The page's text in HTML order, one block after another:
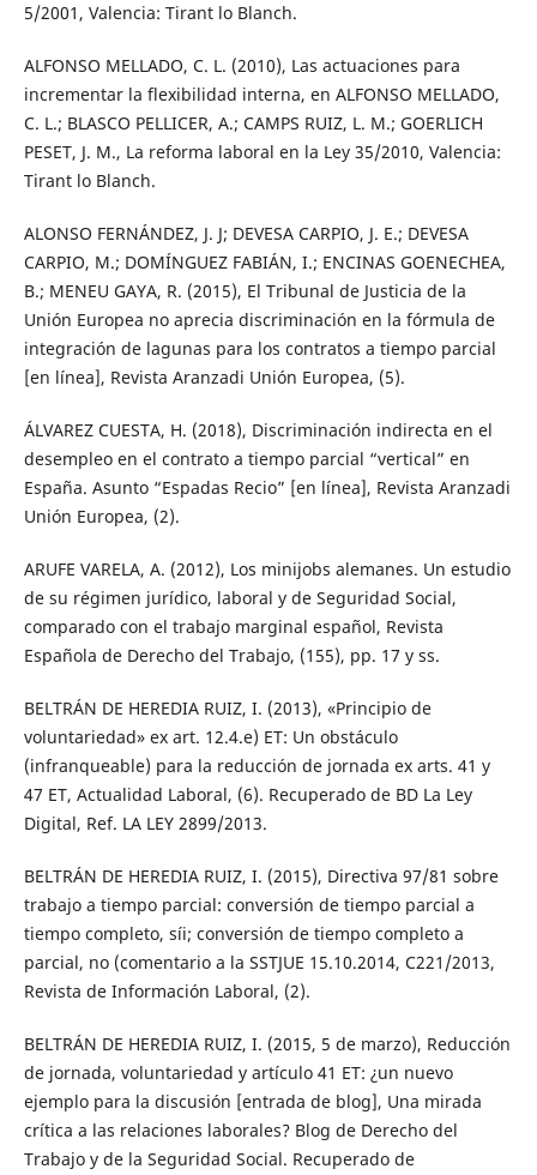
5/2001, Valencia: Tirant lo Blanch.
ALFONSO MELLADO, C. L. (2010), Las actuaciones para
incrementar la flexibilidad interna, en ALFONSO MELLADO,
C. L.; BLASCO PELLICER, A.; CAMPS RUIZ, L. M.; GOERLICH
PESET, J. M., La reforma laboral en la Ley 35/2010, Valencia:
Tirant lo Blanch.
ALONSO FERNÁNDEZ, J. J; DEVESA CARPIO, J. E.; DEVESA
CARPIO, M.; DOMÍNGUEZ FABIÁN, I.; ENCINAS GOENECHEA,
B.; MENEU GAYA, R. (2015), El Tribunal de Justicia de la
Unión Europea no aprecia discriminación en la fórmula de
integración de lagunas para los contratos a tiempo parcial
[en línea], Revista Aranzadi Unión Europea, (5).
ÁLVAREZ CUESTA, H. (2018), Discriminación indirecta en el
desempleo en el contrato a tiempo parcial “vertical” en
España. Asunto “Espadas Recio” [en línea], Revista Aranzadi
Unión Europea, (2).
ARUFE VARELA, A. (2012), Los minijobs alemanes. Un estudio
de su régimen jurídico, laboral y de Seguridad Social,
comparado con el trabajo marginal español, Revista
Española de Derecho del Trabajo, (155), pp. 17 y ss.
BELTRÁN DE HEREDIA RUIZ, I. (2013), «Principio de
voluntariedad» ex art. 12.4.e) ET: Un obstáculo
(infranqueable) para la reducción de jornada ex arts. 41 y
47 ET, Actualidad Laboral, (6). Recuperado de BD La Ley
Digital, Ref. LA LEY 2899/2013.
BELTRÁN DE HEREDIA RUIZ, I. (2015), Directiva 97/81 sobre
trabajo a tiempo parcial: conversión de tiempo parcial a
tiempo completo, síi; conversión de tiempo completo a
parcial, no (comentario a la SSTJUE 15.10.2014, C221/2013,
Revista de Información Laboral, (2).
BELTRÁN DE HEREDIA RUIZ, I. (2015, 5 de marzo), Reducción
de jornada, voluntariedad y artículo 41 ET: ¿un nuevo
ejemplo para la discusión [entrada de blog], Una mirada
crítica a las relaciones laborales? Blog de Derecho del
Trabajo y de la Seguridad Social. Recuperado de